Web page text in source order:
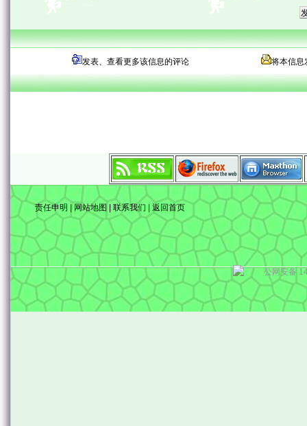
发表、查看更多该信息的评论 将本信息
责任申明 网站地图 联系我们 返回首页
公网安备